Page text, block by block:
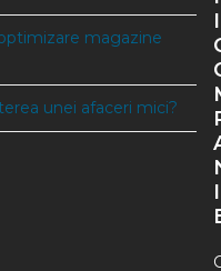
magazine
unei afaceri mici?
I
I